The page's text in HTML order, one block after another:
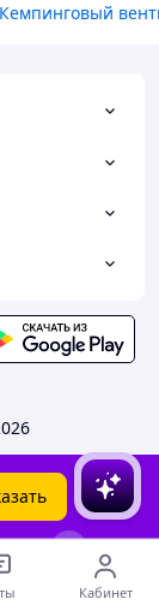
Кемпинговый
Кабинет